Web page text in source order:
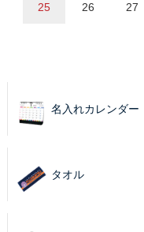
25 26 27
名入れカレンダー
タオル